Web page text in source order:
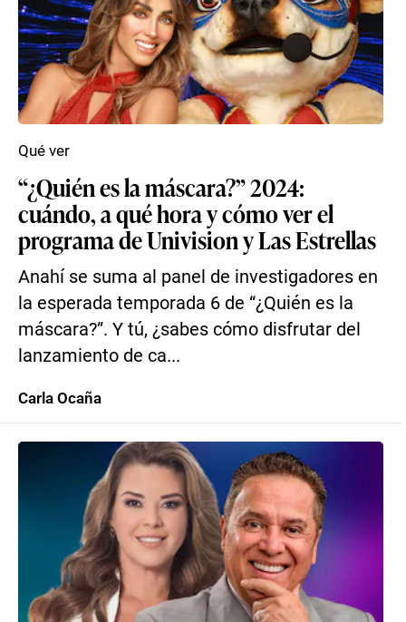
“¿Quién es la máscara?” 2024:
cuándo, a qué hora y cómo ver el
programa de Univision y Las Estrellas
Anahí se suma al panel de investigadores en
la esperada temporada 6 de “¿Quién es la
máscara?”. Y tú, ¿sabes cómo disfrutar del
lanzamiento de ca...
Qué ver
Carla Ocaña